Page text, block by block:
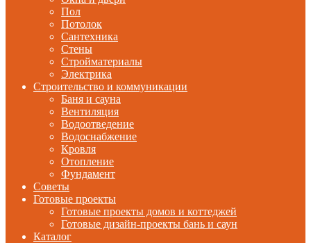
Пол
Потолок
Сантехника
Стены
Стройматериалы
Электрика
Строительство и коммуникации
Баня и сауна
Вентиляция
Водоотведение
Водоснабжение
Кровля
Отопление
Фундамент
Советы
Готовые проекты
Готовые проекты домов и коттеджей
Готовые дизайн-проекты бань и саун
Каталог